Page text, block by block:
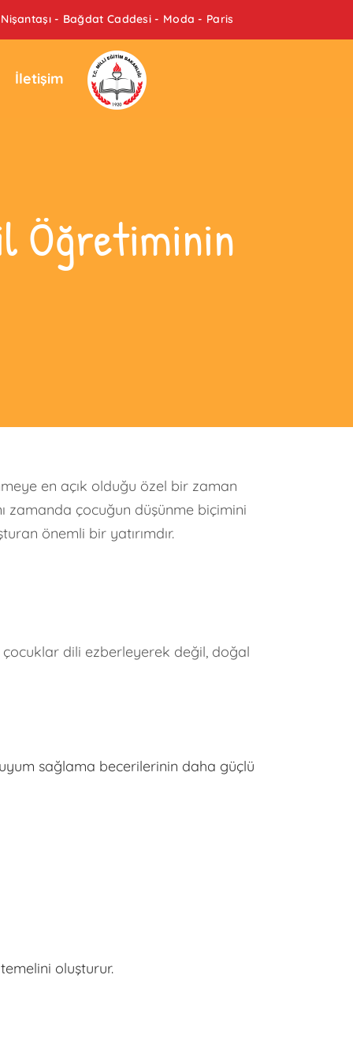
Nişantaşı - Bağdat Caddesi - Moda - Paris
İletişim
Öğretiminin
en açık olduğu özel bir zaman
zamanda çocuğun düşünme biçimini
önemli bir yatırımdır.
çocuklar dili ezberleyerek değil, doğal
sağlama becerilerinin daha güçlü
oluşturur.